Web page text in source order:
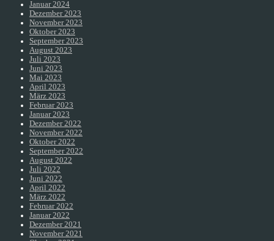
Januar 2024
Dezember 2023
November 2023
Oktober 2023
September 2023
August 2023
Juli 2023
Juni 2023
Mai 2023
April 2023
März 2023
Februar 2023
Januar 2023
Dezember 2022
November 2022
Oktober 2022
September 2022
August 2022
Juli 2022
Juni 2022
April 2022
März 2022
Februar 2022
Januar 2022
Dezember 2021
November 2021